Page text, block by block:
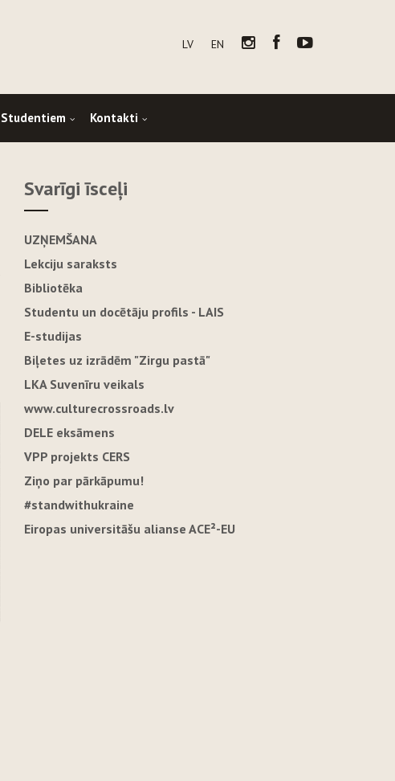
LV EN
Studentiem Kontakti
Svarīgi īsceļi
UZŅEMŠANA
Lekciju saraksts
Bibliotēka
Studentu un docētāju profils - LAIS
E-studijas
Biļetes uz izrādēm "Zirgu pastā"
LKA Suvenīru veikals
www.culturecrossroads.lv
DELE eksāmens
VPP projekts CERS
Ziņo par pārkāpumu!
#standwithukraine
Eiropas universitāšu alianse ACE²-EU